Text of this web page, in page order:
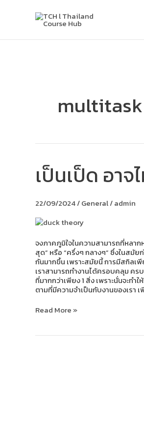
multitask
เป็นเป็ด อา
22/09/2024/General/admin
จงภาคภูมิใจในความสามารถที่หลา
สุด” หรือ “ครึ่งๆ กลางๆ” ซึ่งในสมั
กันมากขึ้น เพราะสมัยนี้ การมีสกิลเ
เราสามารถทำงานได้ครอบคลุม คร
ที่มากกว่าเพียง 1 สิ่ง เพราะนั่นจะท
ตามที่มีความจำเป็นกับงานของเรา
เป็น
อาจ
เชี่ยวชาญ
ทำได้
อย่าง
ไม่
ได้
แย่
อย่าง
ที่
Read More »